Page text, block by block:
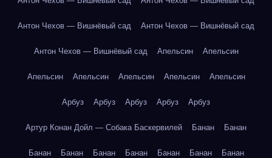
Антон Чехов — Вишнёвый сад Антон Чехов — Вишнёвый сад
Антон Чехов — Вишнёвый сад Апельсин Апельсин
Апельсин Апельсин Апельсин Апельсин Апельсин
Арбуз Арбуз Арбуз Арбуз Арбуз
Артур Конан Дойл — Собака Баскервилей Банан Банан
Банан Банан Банан Банан Банан Банан Банан